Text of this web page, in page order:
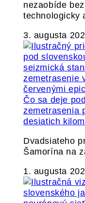
nezaobíde
technologicky
3. augusta
Čo sa deje
zemetrasenia
desiatich
Dvadsiateho
Šamorína na
1. augusta